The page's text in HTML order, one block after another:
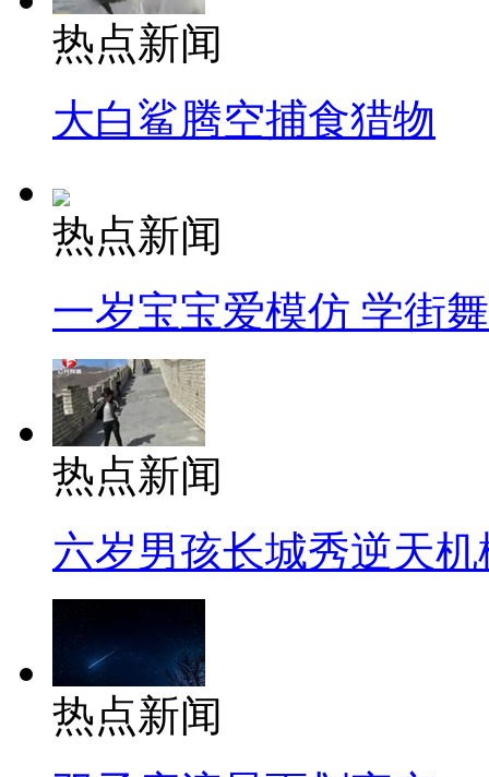
热点新闻
大白鲨腾空捕食猎物
热点新闻
一岁宝宝爱模仿 学街
热点新闻
六岁男孩长城秀逆天机
热点新闻